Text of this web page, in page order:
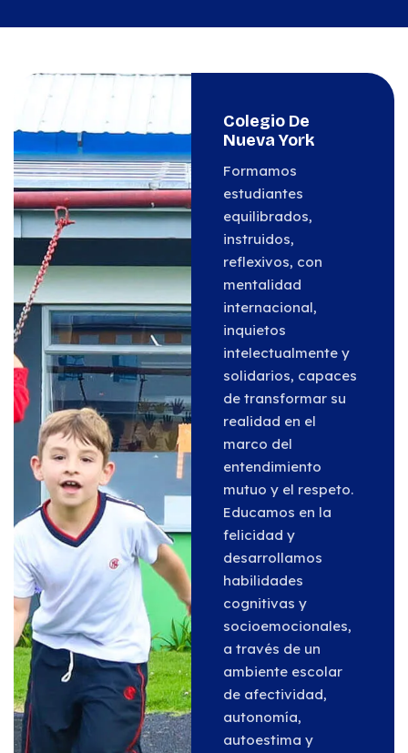
Colegio De
Nueva York
Formamos
estudiantes
equilibrados,
instruidos,
reflexivos, con
mentalidad
internacional,
inquietos
intelectualmente y
solidarios, capaces
de transformar su
realidad en el
marco del
entendimiento
mutuo y el respeto.
Educamos en la
felicidad y
desarrollamos
habilidades
cognitivas y
socioemocionales,
a través de un
ambiente escolar
de afectividad,
autonomía,
autoestima y